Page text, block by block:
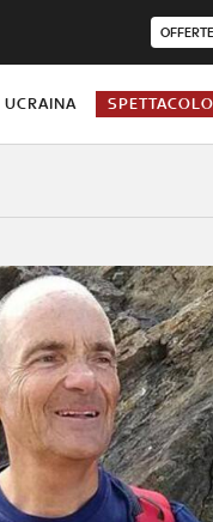
UCRAINA SPETTACOLO